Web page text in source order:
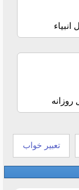
انبیاء
روزانه
تعبیر خواب